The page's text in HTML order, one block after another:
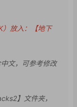
）放入：【地下
文，可参考修改
】文件夹，